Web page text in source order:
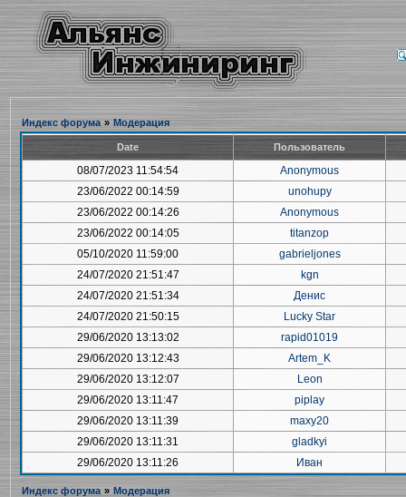
Индекс форума » Модерация
Date Пользователь
08/07/2023 11:54:54
Anonymous
23/06/2022 00:14:59
unohupy
23/06/2022 00:14:26
Anonymous
23/06/2022 00:14:05
titanzop
05/10/2020 11:59:00
gabrieljones
24/07/2020 21:51:47
kgn
24/07/2020 21:51:34
Денис
24/07/2020 21:50:15
Lucky Star
29/06/2020 13:13:02
rapid01019
29/06/2020 13:12:43
Artem_K
29/06/2020 13:12:07
Leon
29/06/2020 13:11:47
piplay
29/06/2020 13:11:39
maxy20
29/06/2020 13:11:31
gladkyi
29/06/2020 13:11:26
Иван
Индекс форума » Модерация